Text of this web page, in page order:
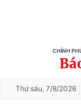
CHÍNH
Thứ sáu, 7/8/2026